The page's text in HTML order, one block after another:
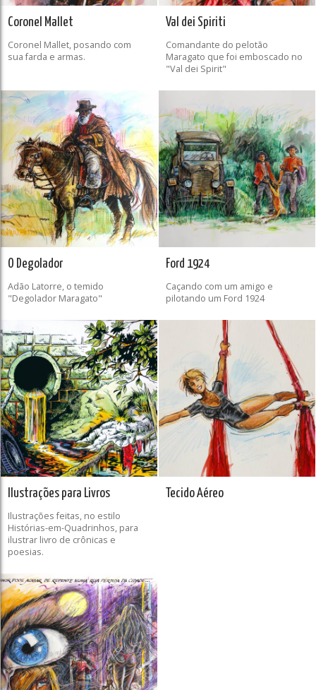
Coronel Mallet
Coronel Mallet, posando com
sua farda e armas.
Val dei Spiriti
Comandante do pelotão
Maragato que foi emboscado no
"Val dei Spirit"
O Degolador
Adão Latorre, o temido
"Degolador Maragato"
Ford 1924
Caçando com um amigo e
pilotando um Ford 1924
Ilustrações para Livros
Ilustrações feitas, no estilo
Histórias-em-Quadrinhos, para
ilustrar livro de crônicas e
poesias.
Tecido Aéreo